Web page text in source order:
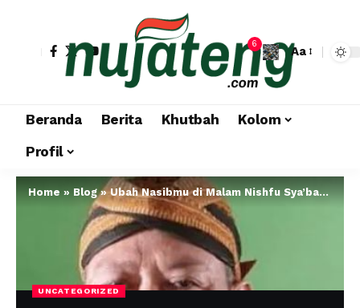
6
Aa
Beranda Berita Khutbah
Kolom
Profil
Home » Blog»Ubah Nasibmu di Malam Nishfu Sya’ban: Saat Terdekat dengan Allah untuk Menggapai Takdir Baru
UNCATEGORIZED